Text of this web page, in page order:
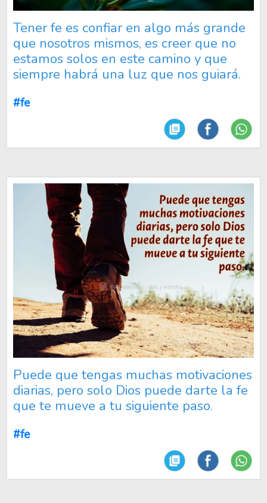
Tener fe es confiar en algo más grande
que nosotros mismos, es creer que no
estamos solos en este camino y que
siempre habrá una luz que nos guiará.
#fe
Puede que tengas muchas motivaciones
diarias, pero solo Dios puede darte la fe
que te mueve a tu siguiente paso.
#fe